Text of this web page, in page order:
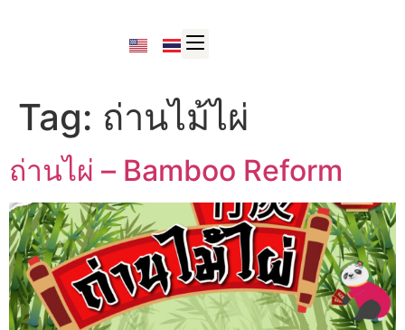
Tag: ถ่านไม้ไผ่
ถ่านไผ่ – Bamboo Reform